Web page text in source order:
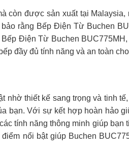
còn được sản xuất tại
rằng Bếp Điện Từ Buchen
Điện Từ Buchen
đầy đủ tính năng và an toàn
nhờ thiết kế sang trọng và tinh
bạn. Với sự kết hợp hoàn hảo
tính năng thông minh giúp
nổi bật giúp Buchen